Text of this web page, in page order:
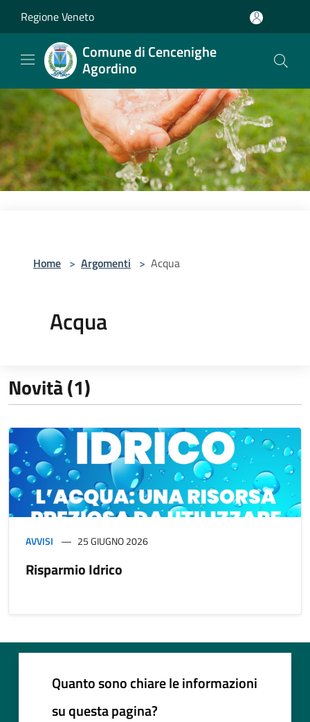
Regione Veneto
Comune di Cencenighe
Agordino
Home > Argomenti > Acqua
Acqua
Novità (1)
AVVISI 25 GIUGNO 2026
Risparmio Idrico
Quanto sono chiare le informazioni
su questa pagina?